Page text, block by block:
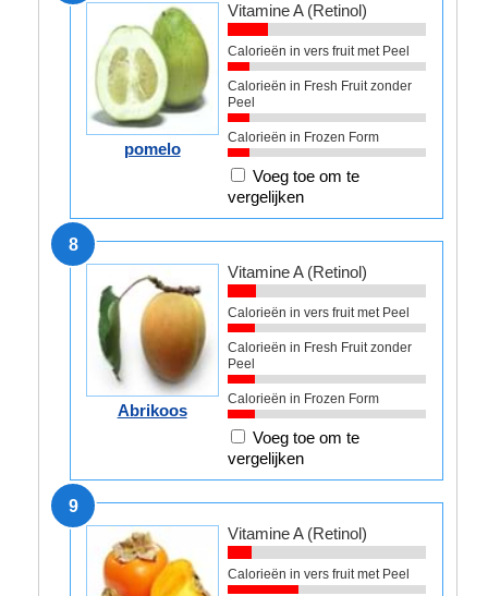
pomelo
Vitamine A (Retinol)
Calorieën in vers fruit met Peel
Calorieën in Fresh Fruit zonder
Peel
Calorieën in Frozen Form
Voeg toe om te
vergelijken
8
Abrikoos
Vitamine A (Retinol)
Calorieën in vers fruit met Peel
Calorieën in Fresh Fruit zonder
Peel
Calorieën in Frozen Form
Voeg toe om te
vergelijken
9
Vitamine A (Retinol)
Calorieën in vers fruit met Peel